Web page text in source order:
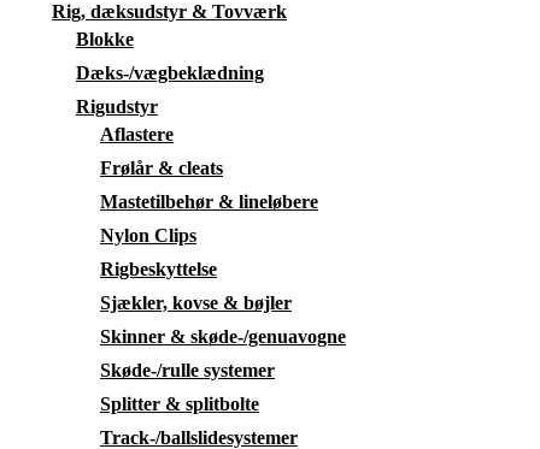
Rig, dæksudstyr & Tovværk
Blokke
Dæks-/vægbeklædning
Rigudstyr
Aflastere
Frølår & cleats
Mastetilbehør & lineløbere
Nylon Clips
Rigbeskyttelse
Sjækler, kovse & bøjler
Skinner & skøde-/genuavogne
Skøde-/rulle systemer
Splitter & splitbolte
Track-/ballslidesystemer